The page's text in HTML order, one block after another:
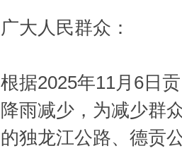
广大人民群众：
根据2025年11月6日
降雨减少，为减少群
的独龙江公路、德贡